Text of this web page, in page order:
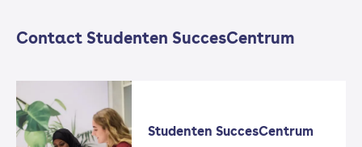
Contact Studenten SuccesCentrum
Studenten SuccesCentrum